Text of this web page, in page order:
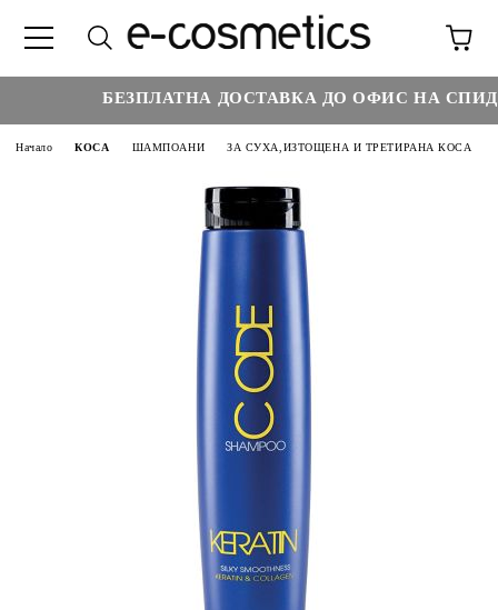
БЕЗПЛАТНА ДОСТАВКА ДО ОФИС НА
Начало КОСА ШАМПОАНИ ЗА СУХА,ИЗТОЩЕНА И ТРЕТИРАНА КОСА